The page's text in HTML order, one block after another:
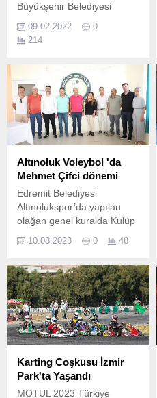
Büyükşehir Belediyesi
Gençlik ve Spor Kulübü
hentbolun sembol ismi
Namık Dalgakıran’ı Milli
09.02.2022
0
214
Altınoluk Voleybol 'da
Mehmet Çifci dönemi
Edremit Belediyesi
Altınolukspor’da yapılan
olağan genel kuralda Kulüp
Mehmet Çifci seçildi.
10.08.2023 0 48
Karting Coşkusu İzmir
Park'ta Yaşandı
MOTUL 2023 Türkiye